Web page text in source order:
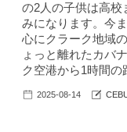
の2人の子供は高校
みになります。今
心にクラーク地域
ょっと離れたカバ
ク空港から1時間の
2025-08-14